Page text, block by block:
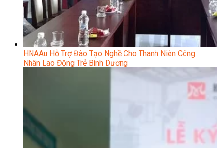
HNAAu Hỗ Trợ Đào Tạo Nghề Cho Thanh Niên Công
Nhân Lao Động Trẻ Bình Dương